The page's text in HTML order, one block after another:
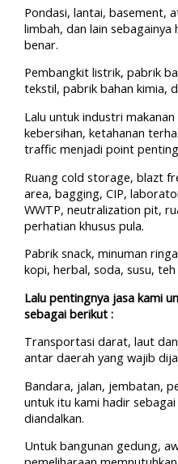
Pondasi, lantai, basement,
limbah, dan lain
benar.
Pembangkit listrik, pabrik
tekstil, pabrik bahan kimia,
Lalu untuk industri
kebersihan, ketahanan
traffic menjadi point
Ruang cold storage, blazt
area, bagging, CIP,
WWTP, neutralization pit,
perhatian khusus pula.
Pabrik snack, minuman
kopi, herbal, soda, susu, teh
Lalu pentingnya jasa kami
sebagai berikut :
Transportasi darat, laut
antar daerah yang wajib
Bandara, jalan, jembatan,
untuk itu kami hadir
diandalkan.
Untuk bangunan gedung,